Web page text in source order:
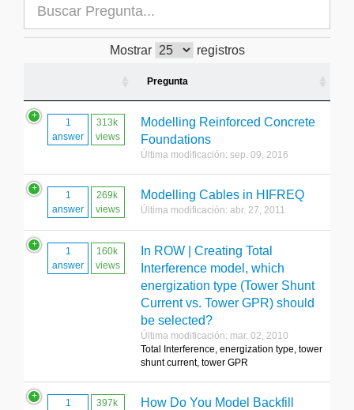
Mostrar registros
Pregunta
1
answer
313k
views
Modelling Reinforced Concrete
Foundations
Última modificación: sep. 09, 2016
1
answer
269k
views
Modelling Cables in HIFREQ
Última modificación: abr. 27, 2011
1
answer
160k
views
In ROW | Creating Total
Interference model, which
energization type (Tower Shunt
Current vs. Tower GPR) should
be selected?
Última modificación: mar. 02, 2010
Total Interference, energization type, tower
shunt current, tower GPR
1
397k
How Do You Model Backfill